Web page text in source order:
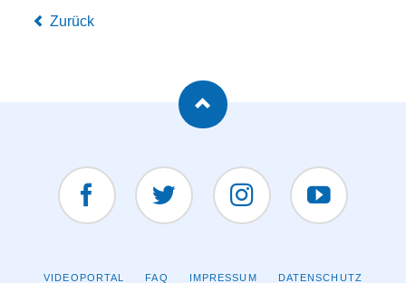
Zurück
NAVIGATION
VIDEOPORTAL FAQ IMPRESSUM DATENSCHUTZ